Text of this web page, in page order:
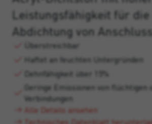
Leistungsfähigkeit für
Abdichtung von
Überstreichbar
Haftet an feuchten Untergründen
Dehnfähigkeit über 15%
Geringe Emissionen von flüchtigen
Verbindungen
Alle Details ansehen
Technisches Datenblatt